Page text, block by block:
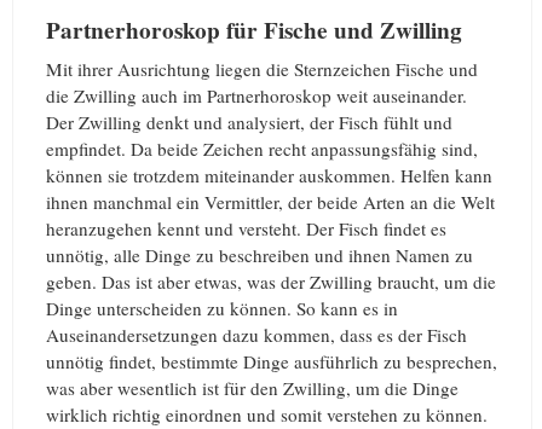
Partnerhoroskop für Fische und Zwilling
Mit ihrer Ausrichtung liegen die Sternzeichen Fische und
die Zwilling auch im Partnerhoroskop weit auseinander.
Der Zwilling denkt und analysiert, der Fisch fühlt und
empfindet. Da beide Zeichen recht anpassungsfähig sind,
können sie trotzdem miteinander auskommen. Helfen kann
ihnen manchmal ein Vermittler, der beide Arten an die Welt
heranzugehen kennt und versteht. Der Fisch findet es
unnötig, alle Dinge zu beschreiben und ihnen Namen zu
geben. Das ist aber etwas, was der Zwilling braucht, um die
Dinge unterscheiden zu können. So kann es in
Auseinandersetzungen dazu kommen, dass es der Fisch
unnötig findet, bestimmte Dinge ausführlich zu besprechen,
was aber wesentlich ist für den Zwilling, um die Dinge
wirklich richtig einordnen und somit verstehen zu können.